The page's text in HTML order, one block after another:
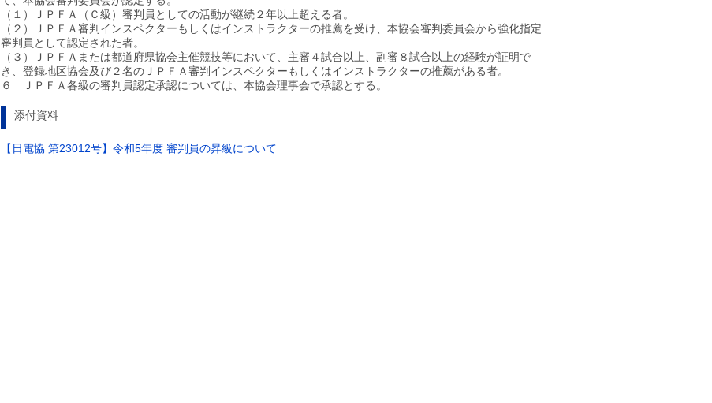
（１）ＪＰＦＡ（Ｃ級）審判員としての活動が継続２年以上超える者。
（２）ＪＰＦＡ審判インスペクターもしくはインストラクターの推薦を受け、本協会審判委員会から強化指定
審判員として認定された者。
（３）ＪＰＦＡまたは都道府県協会主催競技等において、主審４試合以上、副審８試合以上の経験が証明で
き、登録地区協会及び２名のＪＰＦＡ審判インスペクターもしくはインストラクターの推薦がある者。
６ ＪＰＦＡ各級の審判員認定承認については、本協会理事会で承認とする。
添付資料
【日電協 第23012号】令和5年度 審判員の昇級について